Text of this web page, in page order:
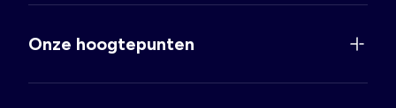
Onze hoogtepunten